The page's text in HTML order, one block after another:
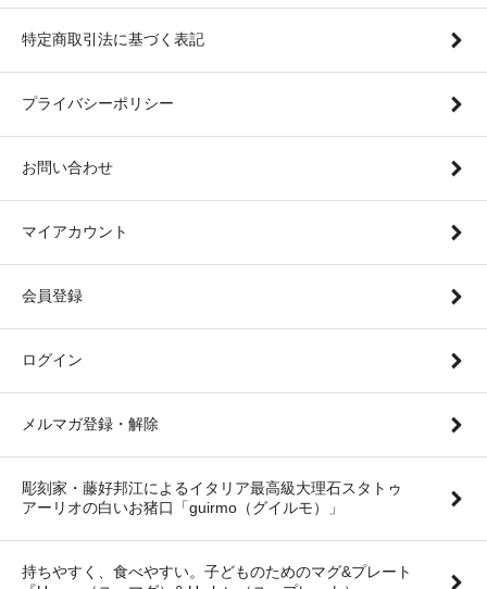
特定商取引法に基づく表記
プライバシーポリシー
お問い合わせ
マイアカウント
会員登録
ログイン
メルマガ登録・解除
彫刻家・藤好邦江によるイタリア最高級大理石スタトゥ
アーリオの白いお猪口「guirmo（グイルモ）」
持ちやすく、食べやすい。子どものためのマグ&プレート